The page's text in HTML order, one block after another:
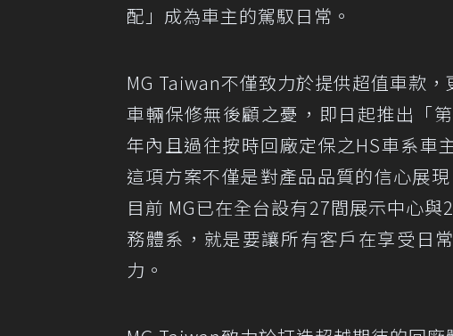
配」成為車主的駕馭日常。
MG Taiwan不僅致力於提供超值車款
車輛保修無後顧之憂，即日起推出「
年內且過往按時回廠定保之HS車系車
這項方案不僅是對產品品質的信心展
目前 MG已在全台設有27間展示中心
務體系，就是要讓所有客戶在享受日
力。